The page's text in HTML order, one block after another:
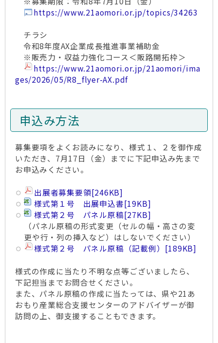
https://www.21aomori.or.jp/topics/34263
チラシ
令和8年度AX企業成長推進事業補助金
※販売力・収益力強化コース＜販路開拓枠＞
https://www.21aomori.or.jp/21aomori/ima
ges/2026/05/R8_flyer-AX.pdf
申込み方法
募集要項をよくお読みになり、様式１、２を御作成
いただき、7月17日（金）までに下記申込み先まで
お申込みください。
出展者募集要領[246KB]
様式第１号 出展申込書[19KB]
様式第２号 パネル原稿[27KB]
（パネル原稿の形式変更（セルの幅・高さの変
更や行・列の挿入など）はしないでください）
様式第２号 パネル原稿（記載例） [189KB]
様式の作成に当たり不明な点等ございましたら、
下記担当までお問合せください。
また、パネル原稿の作成に当たっては、県や21あ
おもり産業総合支援センターのアドバイザーが御
訪問の上、御支援することもできます。